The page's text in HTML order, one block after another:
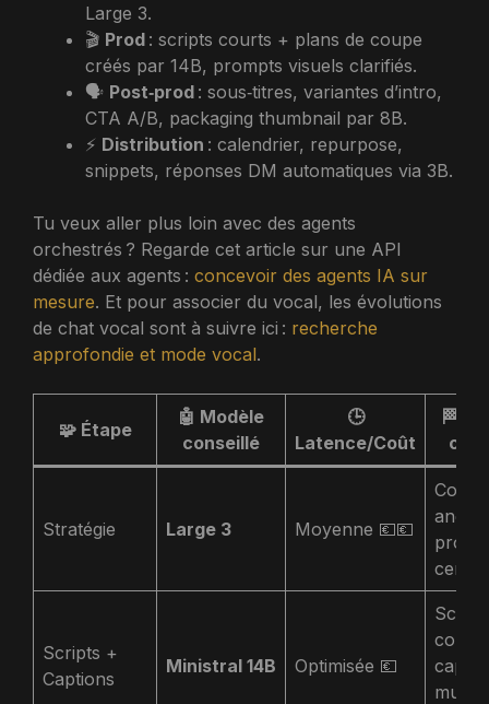
Large 3.
🎬 Prod : scripts courts + plans de coupe
créés par 14B, prompts visuels clarifiés.
🗣️ Post‑prod : sous‑titres, variantes d’intro,
CTA A/B, packaging thumbnail par 8B.
⚡ Distribution : calendrier, repurpose,
snippets, réponses DM automatiques via 3B.
Tu veux aller plus loin avec des agents
orchestrés ? Regarde cet article sur une API
dédiée aux agents : concevoir des agents IA sur
mesure. Et pour associer du vocal, les évolutions
de chat vocal sont à suivre ici : recherche
approfondie et mode vocal.
🧩 Étape
🤖 Modèle
conseillé
🕒
Latence/Coût
🏁
Stratégie Large 3 Moyenne 💶💶
Scripts +
Captions
Ministral 14B Optimisée 💶